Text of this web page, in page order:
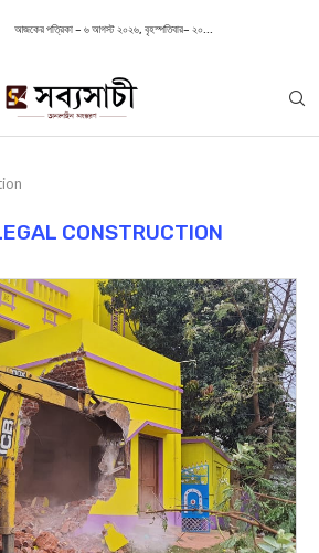
আজকের পত্রিকা – ৬ আগস্ট ২০২৬, বৃহস্পতিবার– ২০...
CONSTRUCTION